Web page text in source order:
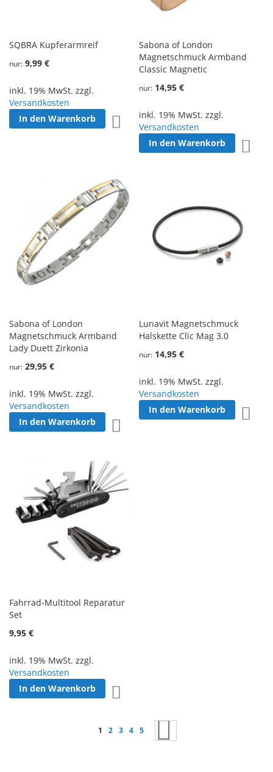
SQBRA Kupferarmreif
nur 9,99 €
inkl. 19% MwSt. zzgl.
Versandkosten
In den Warenkorb
Zur Wunschliste hinzufügen
Sabona of London
Magnetschmuck Armband
Classic Magnetic
nur 14,95 €
inkl. 19% MwSt. zzgl.
Versandkosten
In den Warenkorb
Sabona of London
Magnetschmuck Armband
Lady Duett Zirkonia
nur 29,95 €
inkl. 19% MwSt. zzgl.
Versandkosten
In den Warenkorb
Lunavit Magnetschmuck
Halskette Clic Mag 3.0
nur 14,95 €
inkl. 19% MwSt. zzgl.
Versandkosten
In den Warenkorb
Fahrrad-Multitool Reparatur
Set
9,95 €
inkl. 19% MwSt. zzgl.
Versandkosten
In den Warenkorb
Seite
Sie lesen gerade Seite
1 Seite
2 Seite
3 Seite
4 Seite
5